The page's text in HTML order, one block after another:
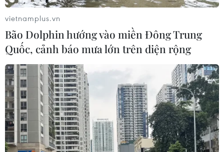
Ngắm quy trình làm giấy Dó của
người Mường ở Suối Cỏ
10/03/2023 02:00
Những nghệ nhân xóm Suối Cỏ (xã Cao Sơn, huyện
Lương Sơn, Hòa Bình) tiếp tục duy trì sản xuất, gìn giữ
và phát huy giá trị văn hóa đặc sắc nghề của cha ông
vietnamplus.vn
Bão Dolphin hướng vào miền Đông Trung
Quốc, cảnh báo mưa lớn trên diện rộng